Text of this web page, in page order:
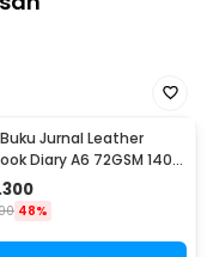
Jurnal Leather
Diary A6 72GSM 140
Blank - ZB-30
48%